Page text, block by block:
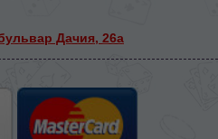
Дачия, 26а